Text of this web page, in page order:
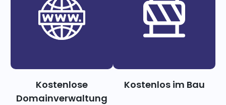
Kostenlose
Domainverwaltung
Kostenlos im Bau